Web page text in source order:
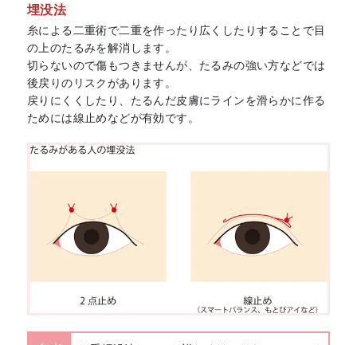
埋没法
糸による二重術で二重を作ったり広くしたりすることで目
の上のたるみを解消します。
切らないので傷もつきませんが、たるみの強い方などでは
後戻りのリスクがあります。
戻りにくくしたり、たるんだ皮膚にラインを滑らかに作る
ためには線止めなどが有効です。